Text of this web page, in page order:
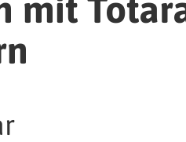
mit